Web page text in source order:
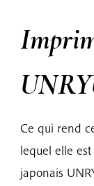
Ce qui rend
lequel elle
japonais